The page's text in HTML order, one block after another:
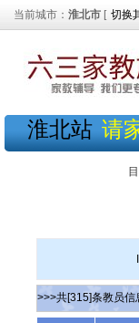
当前城市： 淮北市 [ 切换
淮北站 请
>>>共[315]条教员信